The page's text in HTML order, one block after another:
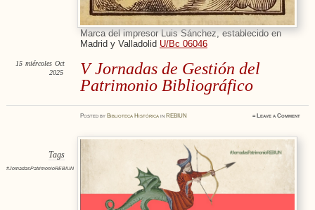
Marca del impresor Luis Sánchez, establecido en
Madrid y Valladolid U/Bc 06046
V Jornadas de Gestión del
Patrimonio Bibliográfico
15 miércoles Oct
2025
Postedby Biblioteca Histórica in REBIUN ≈ Leave a Comment
Tags
#JornadasPatrimonioREBIUN